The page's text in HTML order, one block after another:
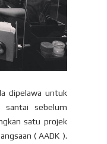
dipelawa untuk
santai sebelum
satu projek
( AADK ).